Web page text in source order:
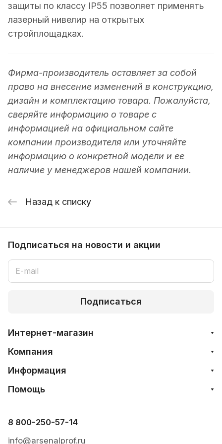
защиты по классу IP55 позволяет применять
лазерный нивелир на открытых
стройплощадках.
Фирма-производитель оставляет за собой
право на внесение изменений в конструкцию,
дизайн и комплектацию товара. Пожалуйста,
сверяйте информацию о товаре с
информацией на официальном сайте
компании производителя или уточняйте
информацию о конкретной модели и ее
наличие у менеджеров нашей компании.
Назад к списку
Подписаться на новости и акции
Подписаться
Интернет-магазин
Компания
Информация
Помощь
8 800-250-57-14
info@arsenalprof.ru